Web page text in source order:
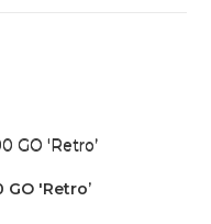
'Retro’